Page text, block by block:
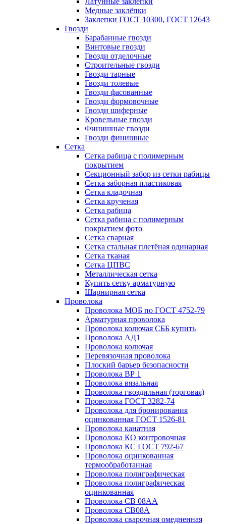
Медные заклёпки
Заклепки ГОСТ 10300, ГОСТ 12643
Гвозди
Барабанные гвозди
Винтовые гвозди
Гвозди отделочные
Строительные гвозди
Гвозди тарные
Гвозди толевые
Гвозди фасованные
Гвозди формовочные
Гвозди шиферные
Кровельные гвозди
Финишные гвозди
Гвозди финишные
Сетка
Сетка рабица с полимерным
покрытием
Секционный забор из сетки рабицы
Сетка заборная пластиковая
Сетка кладочная
Сетка крученая
Сетка рабица
Сетка рабица с полимерным
покрытием фото
Сетка сварная
Сетка стальная плетёная одинарная
Сетка тканая
Сетка ЦПВС
Металлическая сетка
Купить сетку арматурную
Шарнирная сетка
Проволока
Проволока МОБ по ГОСТ 4752-79
Арматурная проволока
Проволока колючая СББ купить
Проволока АД1
Проволока колючая
Перевязочная проволока
Плоский барьер безопасности
Проволока ВР 1
Проволока вязальная
Проволока гвоздильная (торговая)
Проволока ГОСТ 3282-74
Проволока для бронирования
оцинкованная ГОСТ 1526-81
Проволока канатная
Проволока КО контровочная
Проволока КС ГОСТ 792-67
Проволока оцинкованная
термообработанная
Проволока полиграфическая
Проволока полиграфическая
оцинкованная
Проволока СВ 08АА
Проволока СВ08А
Проволока сварочная омедненная